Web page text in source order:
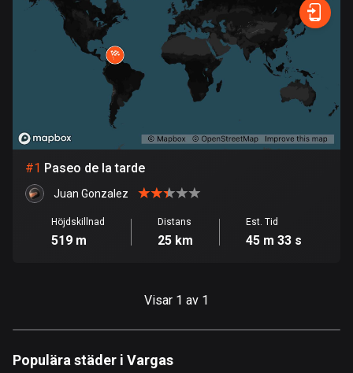
Antigua och Barbuda
1 rutt
Argentina
885 rutter
Armenien
2 rutter
Aruba
8 rutter
Australien
89794 rutter
Bahamas
Snabb Terräng
Skog Berg Fält
#1 Paseo de la tarde
Juan Gonzalez
Höjdskillnad
519 m
Distans
25 km
Est. Tid
45 m 33 s
Visar 1 av 1
Populära städer i Vargas